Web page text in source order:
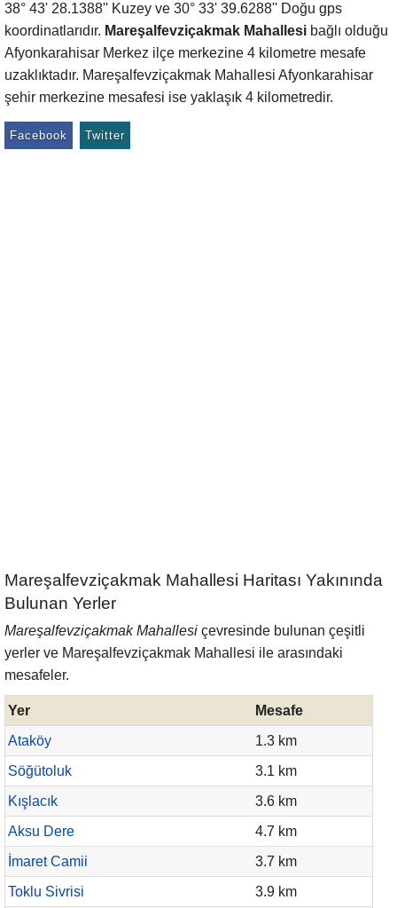
38° 43' 28.1388'' Kuzey ve 30° 33' 39.6288'' Doğu gps
koordinatlarıdır. Mareşalfevziçakmak Mahallesi bağlı olduğu
Afyonkarahisar Merkez ilçe merkezine 4 kilometre mesafe
uzaklıktadır. Mareşalfevziçakmak Mahallesi Afyonkarahisar
şehir merkezine mesafesi ise yaklaşık 4 kilometredir.
Facebook Twitter
Mareşalfevziçakmak Mahallesi Haritası Yakınında
Bulunan Yerler
Mareşalfevziçakmak Mahallesi çevresinde bulunan çeşitli
yerler ve Mareşalfevziçakmak Mahallesi ile arasındaki
mesafeler.
Yer
Mesafe
Ataköy
1.3 km
Söğütoluk
3.1 km
Kışlacık
3.6 km
Aksu Dere
4.7 km
İmaret Camii
3.7 km
Toklu Sivrisi
3.9 km